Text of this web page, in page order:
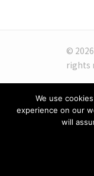
©
rights
We use
experience on our
will